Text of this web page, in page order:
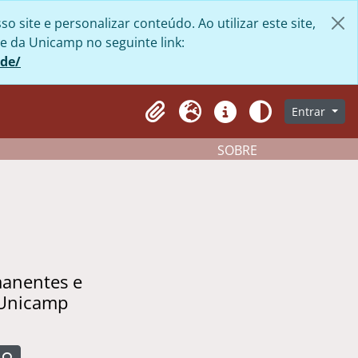
site e personalizar conteúdo. Ao utilizar este site,
da Unicamp no seguinte link:
Clipboard
Idioma AtalhosAparênciaEntrar
SOBRE
e